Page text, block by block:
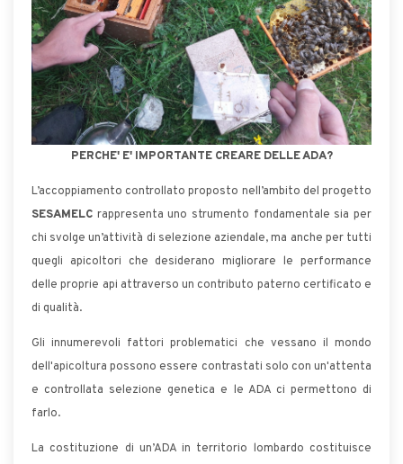
PERCHE' E' IMPORTANTE CREARE DELLE ADA?
L’accoppiamento controllato proposto nell’ambito del progetto
SESAMELC rappresenta uno strumento fondamentale sia per
chi svolge un’attività di selezione aziendale, ma anche per tutti
quegli apicoltori che desiderano migliorare le performance
delle proprie api attraverso un contributo paterno certificato e
di qualità.
Gli innumerevoli fattori problematici che vessano il mondo
dell'apicoltura possono essere contrastati solo con un'attenta
e controllata selezione genetica e le ADA ci permettono di
farlo.
La costituzione di un’ADA in territorio lombardo costituisce